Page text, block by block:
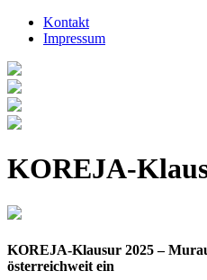
Kontakt
Impressum
KOREJA-
KOREJA-Klausur 2025 –
österreichweit ein